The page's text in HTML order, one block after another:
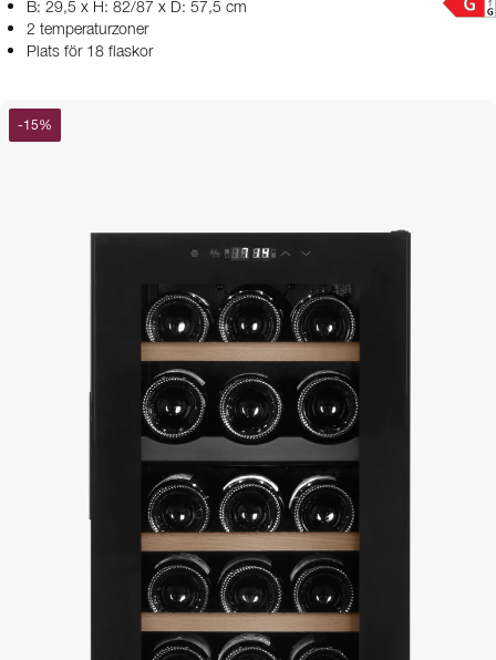
B: 29,5 x H: 82/87 x D: 57,5 cm
2 temperaturzoner
Plats för 18 flaskor
-15%